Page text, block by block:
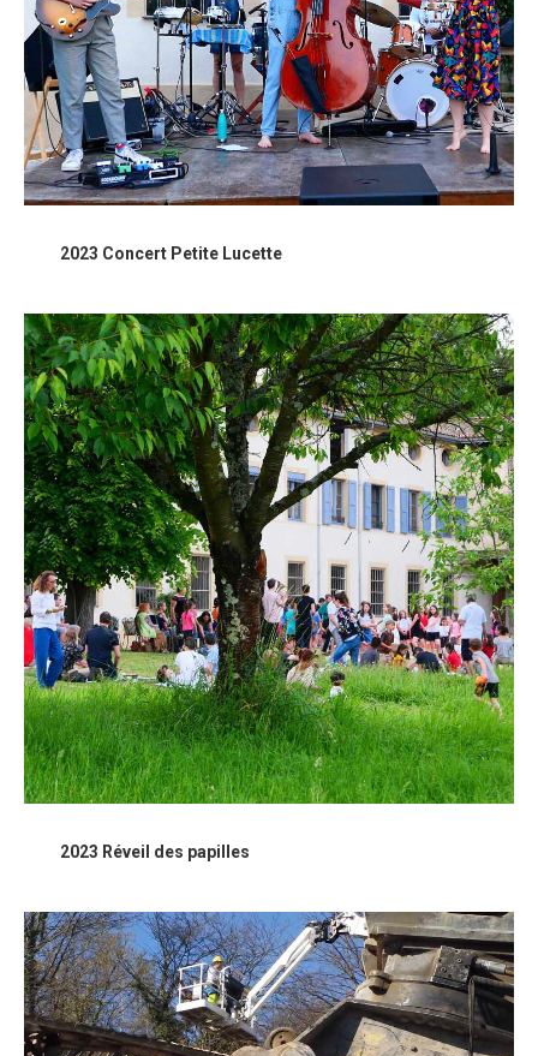
2023 Concert Petite Lucette
2023 Réveil des papilles